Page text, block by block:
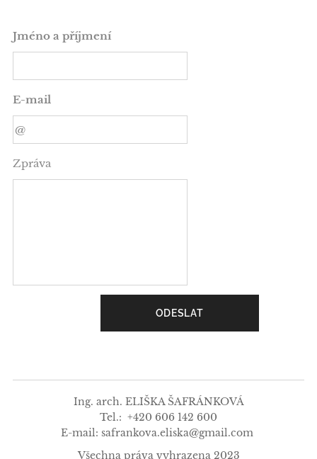
Jméno a příjmení
E-mail
Zpráva
ODESLAT
Ing. arch. ELIŠKA ŠAFRÁNKOVÁ
Tel.: +420 606 142 600
E-mail: safrankova.eliska@gmail.com
Všechna práva vyhrazena 2023